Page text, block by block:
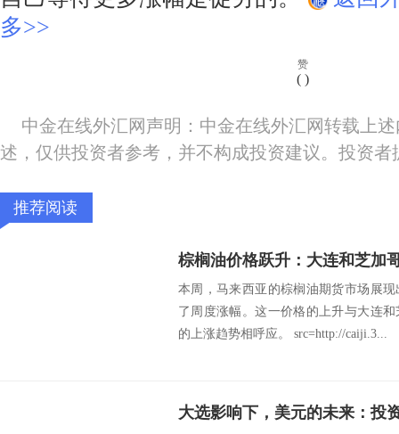
多>>
赞
( )
中金在线外汇网声明：中金在线外汇网转载上
述，仅供投资者参考，并不构成投资建议。投资
推荐阅读
本周，马来西亚的棕榈油期货市场展
了周度涨幅。这一价格的上升与大连
的上涨趋势相呼应。 src=http://caiji.3...